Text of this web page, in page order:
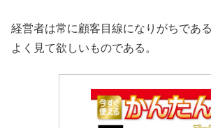
経営者は常に顧客目線になりがちであ
よく見て欲しいものである。